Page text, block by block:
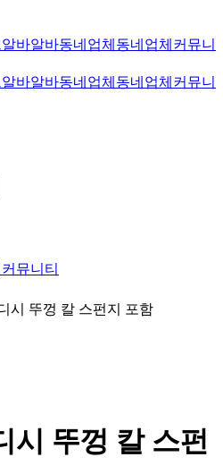
알바알바동네업체 동네업체 커뮤니
알바알바동네업체 동네업체 커뮤니
커뮤니티
시 뚜껑 칼 스펀지 포함
시 뚜껑 칼 스펀